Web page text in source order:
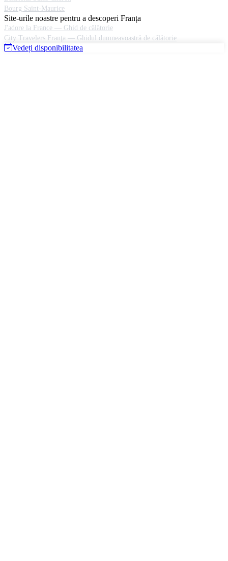
Bourg Saint-Maurice
Site-urile noastre pentru a descoperi Franța
J'adore la France — Ghid de călătorie
City Travelers Franţa — Ghidul dumneavoastră de călătorie
Vedeți disponibilitatea